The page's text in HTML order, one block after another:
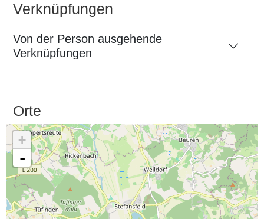
Verknüpfungen
Von der Person ausgehende
Verknüpfungen
Orte
+
-